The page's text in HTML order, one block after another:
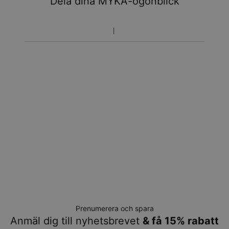
Prenumerera och spara
Anmäl dig till nyhetsbrevet & få 15% rabatt